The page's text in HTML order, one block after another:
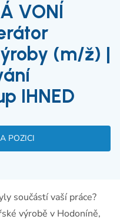
VONÍ
(m/ž) |
IHNED
POZICI
součástí vaší práce?
výrobě v Hodoníně,